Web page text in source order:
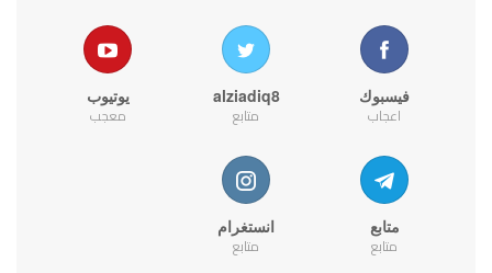
فيسبوك
اعجاب
alziadiq8
متابع
يوتيوب
معجب
متابع
متابع
انستغرام
متابع